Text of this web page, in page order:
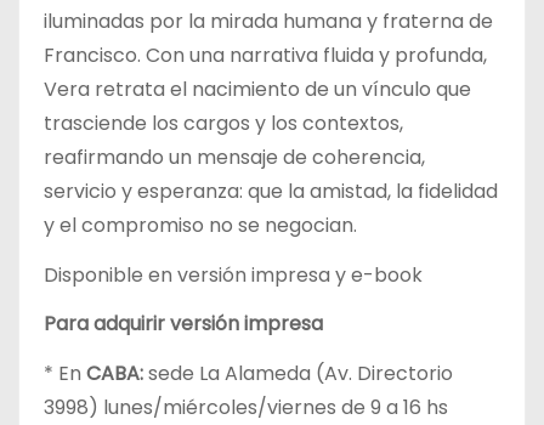
iluminadas por la mirada humana y fraterna de
Francisco. Con una narrativa fluida y profunda,
Vera retrata el nacimiento de un vínculo que
trasciende los cargos y los contextos,
reafirmando un mensaje de coherencia,
servicio y esperanza: que la amistad, la fidelidad
y el compromiso no se negocian.
Disponible en versión impresa y e-book
Para adquirir versión impresa
* En CABA:sede La Alameda (Av. Directorio
3998) lunes/miércoles/viernes de 9 a 16 hs